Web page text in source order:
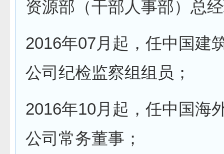
资源部（干部人事部）总
2016年07月起，任中国建
公司纪检监察组组员；
2016年10月起，任中国海
公司常务董事；